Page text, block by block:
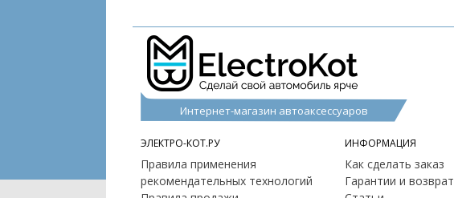
Интернет-магазин автоаксессуаров
ЭЛЕКТРО-КОТ.РУ
Правила применения
рекомендательных технологий
ИНФОРМАЦИЯ
Как сделать заказ
Гарантии и возврат